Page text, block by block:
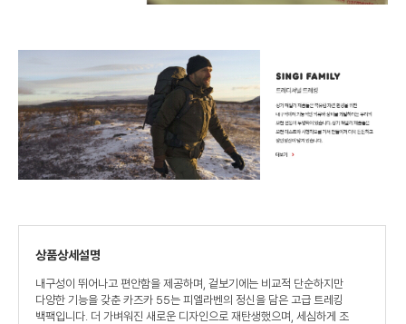
상품상세설명
내구성이 뛰어나고 편안함을 제공하며, 겉보기에는 비교적 단순하지만
다양한 기능을 갖춘 카즈카 55는 피엘라벤의 정신을 담은 고급 트레킹
백팩입니다. 더 가벼워진 새로운 디자인으로 재탄생했으며, 세심하게 조